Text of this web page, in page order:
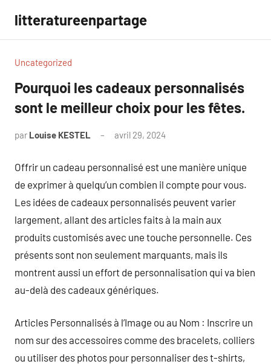
contenu
litteratureenpartage
Uncategorized
Pourquoi les cadeaux personnalisés
sont le meilleur choix pour les fêtes.
par Louise KESTEL avril 29, 2024
Offrir un cadeau personnalisé est une manière unique
de exprimer à quelqu’un combien il compte pour vous.
Les idées de cadeaux personnalisés peuvent varier
largement, allant des articles faits à la main aux
produits customisés avec une touche personnelle. Ces
présents sont non seulement marquants, mais ils
montrent aussi un effort de personnalisation qui va bien
au-delà des cadeaux génériques.
Articles Personnalisés à l’Image ou au Nom : Inscrire un
nom sur des accessoires comme des bracelets, colliers
ou utiliser des photos pour personnaliser des t-shirts,